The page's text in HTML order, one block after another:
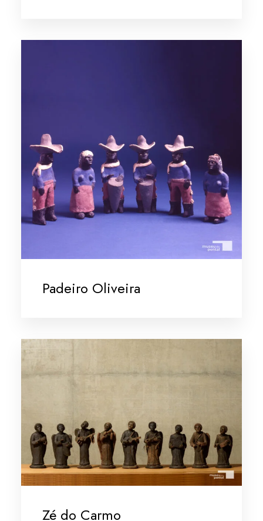
Padeiro Oliveira
Zé do Carmo